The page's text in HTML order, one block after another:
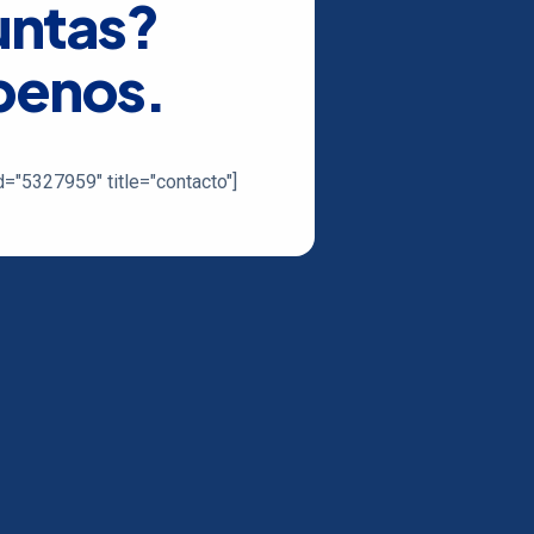
title="contacto"]